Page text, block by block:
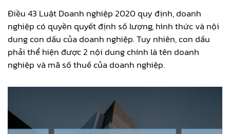
Điều 43 Luật Doanh nghiệp 2020 quy định, doanh
nghiệp có quyền quyết định số lượng, hình thức và nội
dung con dấu của doanh nghiệp. Tuy nhiên, con dấu
phải thể hiện được 2 nội dung chính là tên doanh
nghiệp và mã số thuế của doanh nghiệp.